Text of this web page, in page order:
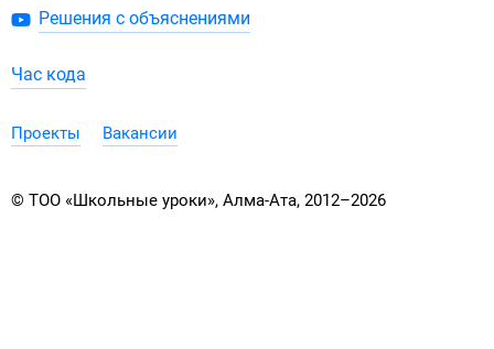
Решения с объяснениями
Час кода
Проекты Вакансии
© ТОО «Школьные уроки», Алма-Ата, 2012–2026